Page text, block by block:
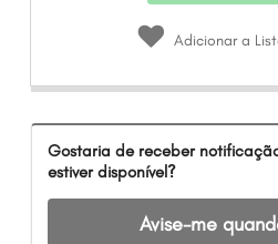
Adicionar a
Gostaria de receber
estiver disponível?
Avise-me